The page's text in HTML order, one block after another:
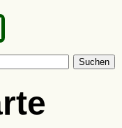
Suchen